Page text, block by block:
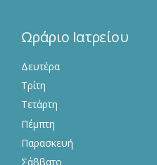
Ωράριο Ιατρείου
Δευτέρα
Τρίτη
Τετάρτη
Πέμπτη
Παρασκευή
Σάββατο